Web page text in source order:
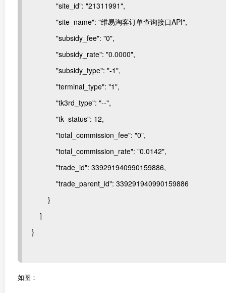
"site_id": "21311991",
"site_name": "维易淘客订单查询接口API",
"subsidy_fee": "0",
"subsidy_rate": "0.0000",
"subsidy_type": "-1",
"terminal_type": "1",
"tk3rd_type": "--",
"tk_status": 12,
"total_commission_fee": "0",
"total_commission_rate": "0.0142",
"trade_id": 339291940990159886,
"trade_parent_id": 339291940990159886
}
]
}
如图：